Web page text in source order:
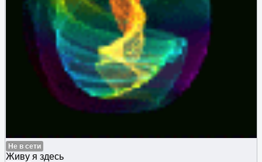
Не в сети
Живу я здесь